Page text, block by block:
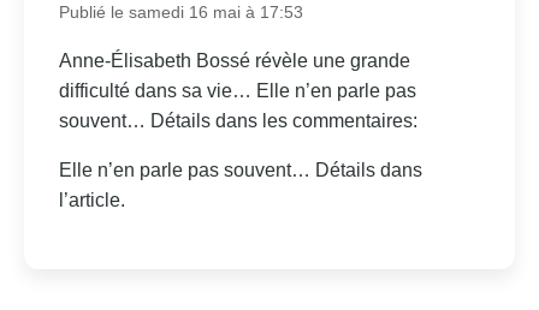
Publié le samedi 16 mai à 17:53
Anne-Élisabeth Bossé révèle une grande
difficulté dans sa vie… Elle n’en parle pas
souvent… Détails dans les commentaires:
Elle n’en parle pas souvent… Détails dans
l’article.